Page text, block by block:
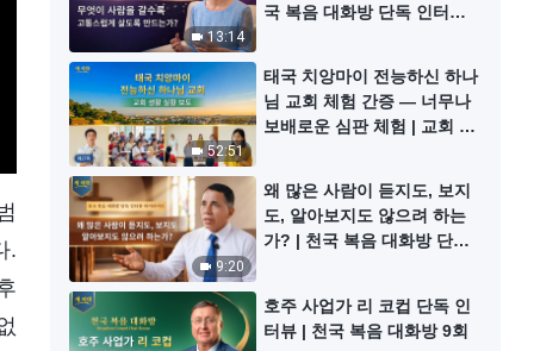
.
13:14
국 복음 대화방 단독 인터뷰
52:51
태국 치앙마이 전능하신 하나
님 교회 체험 간증 ― 너무나
보배로운 심판 체험 | 교회 생
9:20
왜 많은 사람이 듣지도, 보지
도, 알아보지도 않으려 하는
가? | 천국 복음 대화방 단독
호주 사업가 리 코컵 단독 인
터뷰 | 천국 복음 대화방 9회